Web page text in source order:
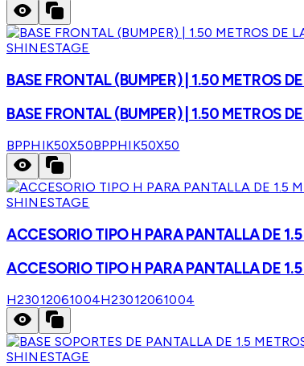
SHINESTAGE
BASE FRONTAL (BUMPER) | 1.50 METROS
BASE FRONTAL (BUMPER) | 1.50 METROS
BPPHIK50X50BPPHIK50X50
SHINESTAGE
ACCESORIO TIPO H PARA PANTALLA DE
ACCESORIO TIPO H PARA PANTALLA DE
H23012061004H23012061004
SHINESTAGE